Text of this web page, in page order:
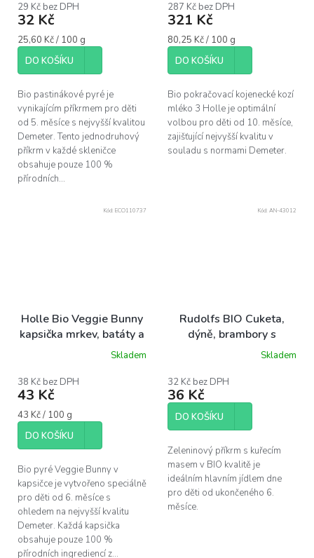
29 Kč bez DPH
32 Kč
Měrná
cena:
25,60 Kč / 100 g
DO KOŠÍKU
Bio pastinákové pyré je
vynikajícím příkrmem pro děti
od 5. měsíce s nejvyšší kvalitou
Demeter. Tento jednodruhový
příkrm v každé skleničce
obsahuje pouze 100 %
přírodních...
287 Kč bez DPH
321 Kč
Měrná
cena:
80,25 Kč / 100 g
DO KOŠÍKU
Bio pokračovací kojenecké kozí
mléko 3 Holle je optimální
volbou pro děti od 10. měsíce,
zajišťující nejvyšší kvalitu v
souladu s normami Demeter.
Holle Bio Veggie Bunny
kapsička mrkev, batáty a
hrášek pro děti od 6.
Skladem
38 Kč bez DPH
43 Kč
Měrná
cena:
43 Kč / 100 g
DO KOŠÍKU
Bio pyré Veggie Bunny v
kapsičce je vytvořeno speciálně
pro děti od 6. měsíce s
ohledem na nejvyšší kvalitu
Demeter. Každá kapsička
obsahuje pouze 100 %
přírodních ingrediencí z...
Kód: ECO110737
Rudolfs BIO Cuketa,
dýně, brambory s
kuřecím masem, 190 g
Skladem
32 Kč bez DPH
36 Kč
DO KOŠÍKU
Zeleninový příkrm s kuřecím
masem v BIO kvalitě je
ideálním hlavním jídlem dne
pro děti od ukončeného 6.
měsíce.
Kód: AN-43012